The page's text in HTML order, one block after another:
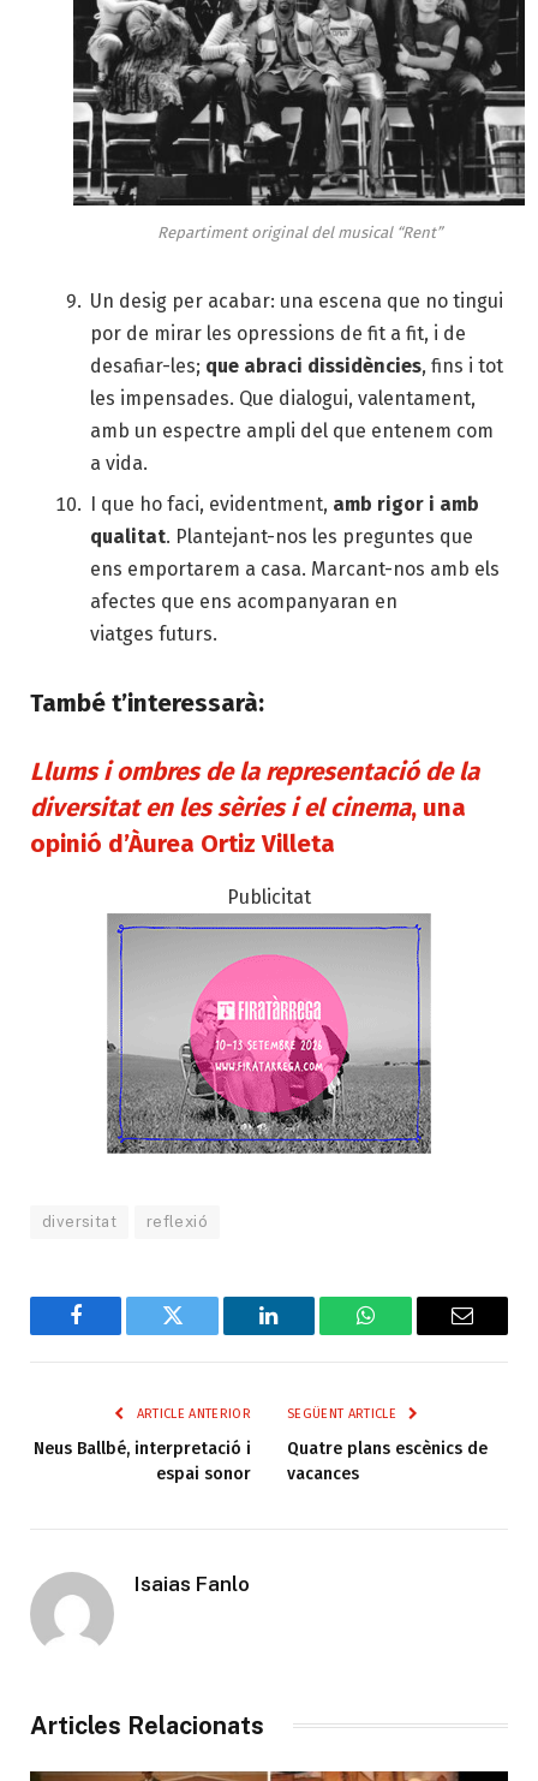
Repartiment original del musical “Rent”
Un desig per acabar: una escena que no tingui
por de mirar les opressions de fit a fit, i de
desafiar-les; que abraci dissidències, fins i tot
les impensades. Que dialogui, valentament,
amb un espectre ampli del que entenem com
a vida.
I que ho faci, evidentment, amb rigor i amb
qualitat. Plantejant-nos les preguntes que
ens emportarem a casa. Marcant-nos amb els
afectes que ens acompanyaran en
viatges futurs.
També t’interessarà:
Llums i ombres de la representació de la
diversitat en les sèries i el cinema, una
opinió d’Àurea Ortiz Villeta
Publicitat
diversitat reflexió
Facebook Twitter LinkedIn WhatsAppEmail
ARTICLE ANTERIOR
Neus Ballbé, interpretació i
espai sonor
SEGÜENT ARTICLE
Quatre plans escènics de
vacances
Isaias Fanlo
Articles Relacionats